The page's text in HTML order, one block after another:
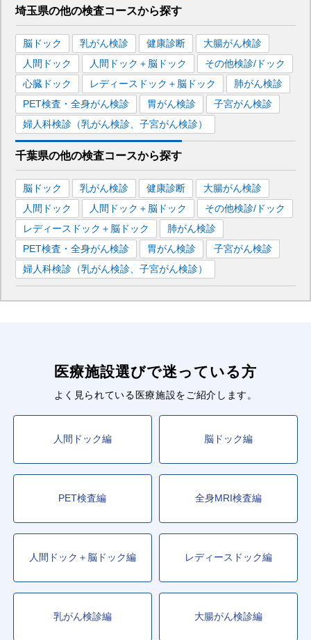
埼玉県の他の検査コースから探す
脳ドック 乳がん検診 健康診断
大腸がん検診
人間ドック
人間ドック＋脳ドック
その他検診/ドック
心臓ドック
レディースドック＋脳ドック
肺がん検診
PET検査・全身がん検診
胃がん検診
子宮がん検診
婦人科検診（乳がん検診、子宮がん検診）
千葉県の他の検査コースから探す
脳ドック 乳がん検診 健康診断
大腸がん検診
人間ドック
人間ドック＋脳ドック
その他検診/ドック
レディースドック＋脳ドック
肺がん検診
PET検査・全身がん検診
胃がん検診
子宮がん検診
婦人科検診（乳がん検診、子宮がん検診）
医療施設選びで迷っている方
よく見られている医療施設をご紹介します。
人間ドック編 脳ドック編
PET検査編 全身MRI検査編
人間ドック＋脳ドック編 レディースドック編
乳がん検診編 大腸がん検診編